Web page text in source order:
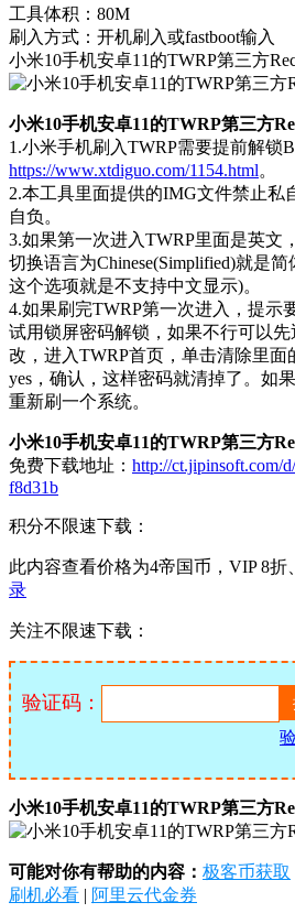
工具体积：80M
刷入方式：开机刷入或fastboot输入
小米10手机安卓11的TWRP第三方
小米10手机安卓11的TWRP第三方
1.小米手机刷入TWRP需要提前解锁
https://www.xtdiguo.com/1154.html。
2.本工具里面提供的IMG文件禁止私
自负。
3.如果第一次进入TWRP里面是英文
切换语言为Chinese(Simplified)就是
这个选项就是不支持中文显示)。
4.如果刷完TWRP第一次进入，提示
试用锁屏密码解锁，如果不行可以
改，进入TWRP首页，单击清除里面
yes，确认，这样密码就清掉了。如
重新刷一个系统。
小米10手机安卓11的TWRP第三方
免费下载地址： http://ct.jipinsoft.com/
f8d31b
积分不限速下载：
此内容查看价格为4帝国币，VIP 8折
录
关注不限速下载：
验证码：
小米10手机安卓11的TWRP第三方
可能对你有帮助的内容： 极客币获取
刷机必看 | 阿里云代金券